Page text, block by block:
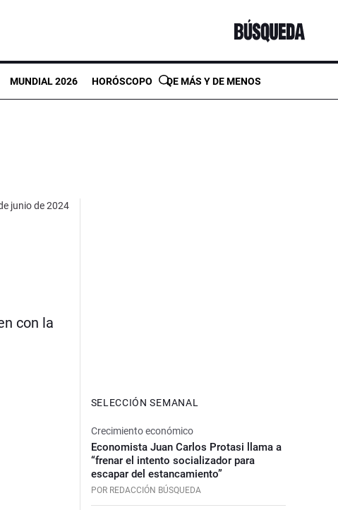
MUNDIAL 2026 HORÓSCOPO DE MÁS Y DE MENOS
junio de 2024
con la
SELECCIÓN SEMANAL
Crecimiento económico
Economista Juan Carlos Protasi llama a
“frenar el intento socializador para
escapar del estancamiento”
POR REDACCIÓN BÚSQUEDA